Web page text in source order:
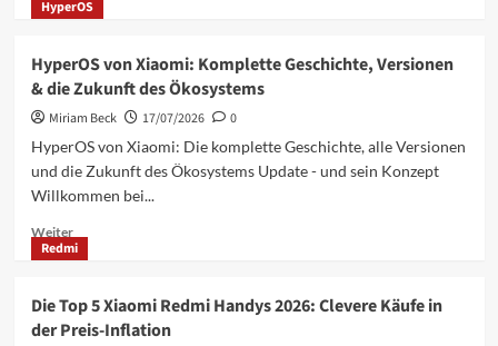
Informationen
der
Xiaomi
Flagships:
Xiaomi
13
bis
Xiaomi
18
HyperOS
HyperOS von Xiaomi: Komplette Geschichte, Versionen
& die Zukunft des Ökosystems
Miriam Beck 17/07/2026
0
HyperOS von Xiaomi: Die komplette Geschichte, alle Versionen
und die Zukunft des Ökosystems Update - und sein Konzept
Willkommen bei...
WeiterMehr
Informationen
von
Xiaomi:
Redmi
Die Top 5 Xiaomi Redmi Handys 2026: Clevere Käufe in
der Preis-Inflation